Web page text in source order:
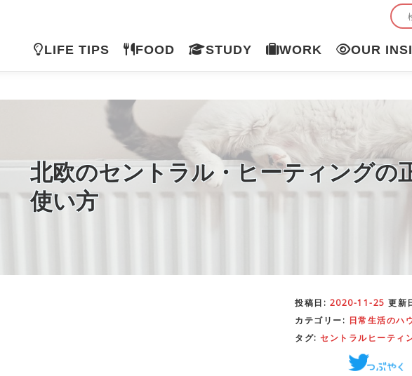
LIFE TIPS FOOD STUDY WORK OUR
北欧のセントラル・ヒーティングの
使い方
投稿日: 2020-11-25 更新
カテゴリー: 日常生活のハ
タグ: セントラルヒーティ